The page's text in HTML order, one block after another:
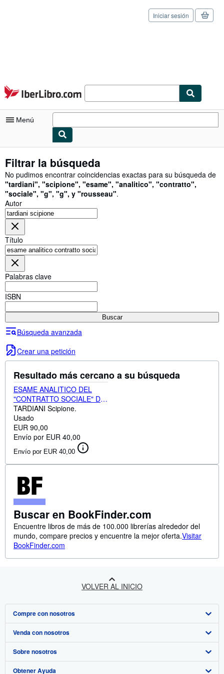
Pasar al contenido principal
IberLibro.com
Iniciar sesión
Menú
Consultar mis pedidos
Cerrar sesión
Búsqueda avanzada
Colecciones
Libros antiguos
Arte y coleccionismo
Vendedores
Comenzar a vender
Ayuda
Filtrar la búsqueda
No pudimos encontrar coincidencias exactas para su búsqueda de
"tardiani", "scipione", "esame", "analitico", "contratto",
"sociale", "g", "g", y "rousseau".
Autor
Título
Palabras clave
ISBN
Buscar
Búsqueda avanzada
Crear una petición
Resultado más cercano a su búsqueda
ESAME ANALITICO DEL
"CONTRATTO SOCIALE" DI
G.G.ROUSSEAU.
TARDIANI Scipione.
Usado
EUR 90,00
Envío por EUR 40,00
Envío por EUR 40,00
Buscar en BookFinder.com
Encuentre libros de más de 100.000 librerías alrededor del
mundo, compare precios y encuentre la mejor oferta.Visitar
BookFinder.com
VOLVER AL INICIO
Compre con nosotros
Búsqueda avanzada
Colecciones
Mi cuenta
Venda con nosotros
Comenzar a vender
Únase a nuestro programa de afiliados
Sobre nosotros
Sobre IberLibro
Obtener Ayuda